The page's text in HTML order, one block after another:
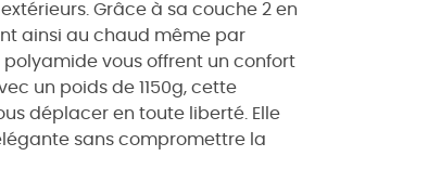
Grâce à sa couche 2 en
ainsi au chaud même par
vous offrent un confort
un poids de 1150g, cette
déplacer en toute liberté. Elle
sans compromettre la